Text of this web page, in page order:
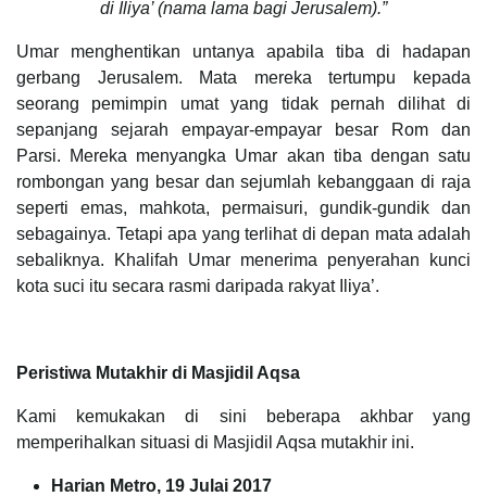
di Iliya’ (nama lama bagi Jerusalem).”
Umar menghentikan untanya apabila tiba di hadapan
gerbang Jerusalem. Mata mereka tertumpu kepada
seorang pemimpin umat yang tidak pernah dilihat di
sepanjang sejarah empayar-empayar besar Rom dan
Parsi. Mereka menyangka Umar akan tiba dengan satu
rombongan yang besar dan sejumlah kebanggaan di raja
seperti emas, mahkota, permaisuri, gundik-gundik dan
sebagainya. Tetapi apa yang terlihat di depan mata adalah
sebaliknya. Khalifah Umar menerima penyerahan kunci
kota suci itu secara rasmi daripada rakyat Iliya’.
Peristiwa Mutakhir di Masjidil Aqsa
Kami kemukakan di sini beberapa akhbar yang
memperihalkan situasi di Masjidil Aqsa mutakhir ini.
Harian Metro, 19 Julai 2017